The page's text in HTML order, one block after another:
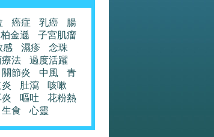
癌症 乳癌
腸
柏金遜
子宮肌瘤
感 濕疹
念珠
療法
過度活躍
關節炎 中風
青
炎 肚瀉
咳嗽
嘔吐
花粉熱
生食 心靈